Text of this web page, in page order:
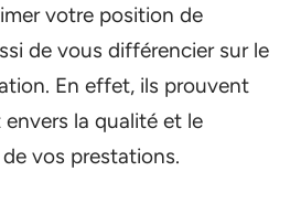
votre position de
de vous différencier sur le
En effet, ils prouvent
la qualité et le
vos prestations.